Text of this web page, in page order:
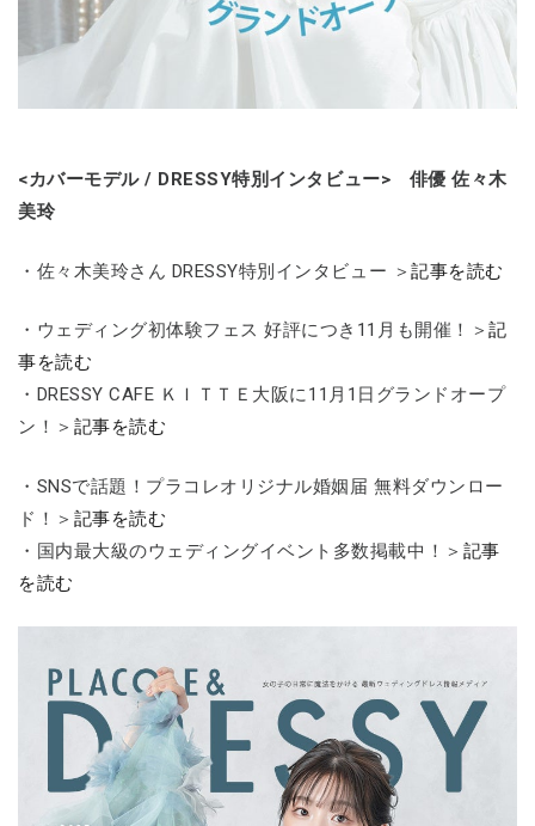
<カバーモデル / DRESSY特別インタビュー> 俳優 佐々木
美玲
・佐々木美玲さん DRESSY特別インタビュー ＞記事を読む
・ウェディング初体験フェス 好評につき11月も開催！＞記
事を読む
・DRESSY CAFE ＫＩＴＴＥ大阪に11月1日グランドオープ
ン！＞ 記事を読む
・SNSで話題！プラコレオリジナル婚姻届 無料ダウンロー
ド！＞ 記事を読む
・国内最大級のウェディングイベント多数掲載中！＞ 記事
を読む